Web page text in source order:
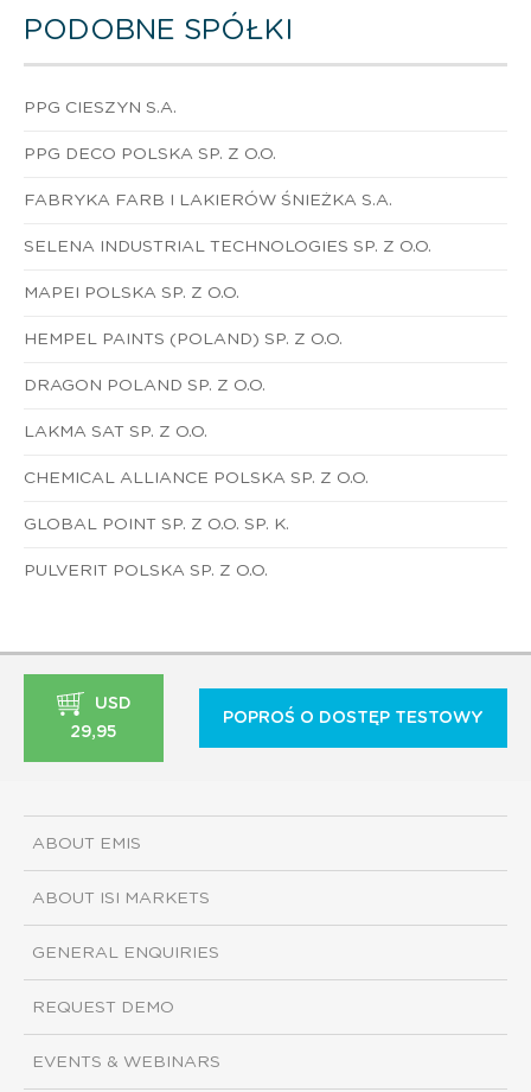
PODOBNE SPÓŁKI
PPG CIESZYN S.A.
PPG DECO POLSKA SP. Z O.O.
FABRYKA FARB I LAKIERÓW ŚNIEŻKA S.A.
SELENA INDUSTRIAL TECHNOLOGIES SP. Z O.O.
MAPEI POLSKA SP. Z O.O.
HEMPEL PAINTS (POLAND) SP. Z O.O.
DRAGON POLAND SP. Z O.O.
LAKMA SAT SP. Z O.O.
CHEMICAL ALLIANCE POLSKA SP. Z O.O.
GLOBAL POINT SP. Z O.O. SP. K.
PULVERIT POLSKA SP. Z O.O.
USD
29,95
POPROŚ O DOSTĘP TESTOWY
ABOUT EMIS
ABOUT ISI MARKETS
GENERAL ENQUIRIES
REQUEST DEMO
EVENTS & WEBINARS